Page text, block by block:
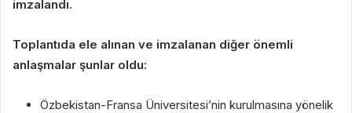
imzalandı.
Toplantıda ele alınan ve imzalanan diğer önemli
anlaşmalar şunlar oldu:
Özbekistan-Fransa Üniversitesi’nin kurulmasına yönelik